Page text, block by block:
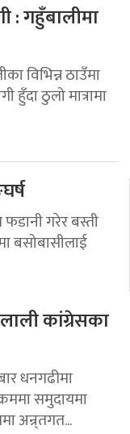
: गहुँबालीमा
विभिन्न ठाउँमा
हुँदा ठुलो मात्रामा
गरेर बस्ती
बसोबासीलाई
कांग्रेसका
धनगढीमा
समुदायमा
अन्र्तगत...